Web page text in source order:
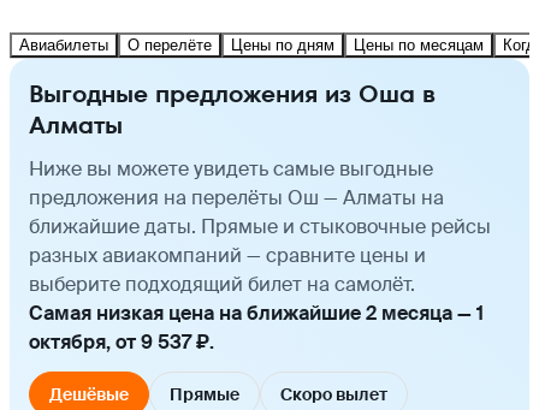
Авиабилеты О перелёте Цены по дням Цены по месяцам
Выгодные предложения из Оша в
Алматы
Ниже вы можете увидеть самые выгодные
предложения на перелёты Ош — Алматы на
ближайшие даты. Прямые и стыковочные рейсы
разных авиакомпаний — сравните цены и
выберите подходящий билет на самолёт.
Самая низкая цена на ближайшие 2 месяца — 1
октября, от 9 537 ₽.
Дешёвые Прямые Скоро вылет